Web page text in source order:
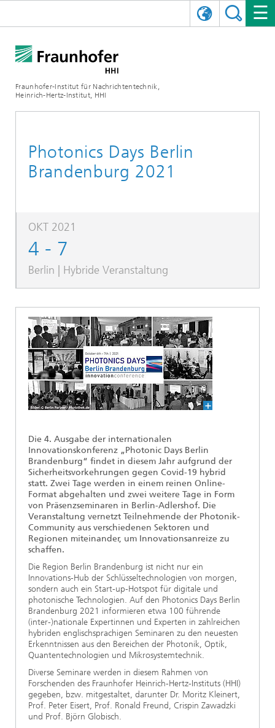
Fraunhofer-Institut für Nachrichtentechnik,
Heinrich-Hertz-Institut, HHI
Leitung
AI & Video
Kommunikation & Netze
Photonische Komponenten & Systeme
Qualitätsmanagement
Kuratorium
Ethikkommission
Kooperationen
Forschungsfabrik Mikroelektronik Deutschland (FMD)
Leistungszentrum Digitale Vernetzung
Geschichte des HHI
Biografie von Heinrich Hertz
Die wichtigsten Experimente von Heinrich Hertz
90 Jahre HHI
Kompression
Digitaler Zwilling
5G, Fiber and Beyond
Künstliche Intelligenz
Medizintechnik
Industrie
Sensorik
Sicherheit
Quantentechnologien
Vision and Imaging Technologies
Drahtlose Kommunikation und Netze
PHOTONISCHE KOMPONENTEN & SYSTEME
InP und HF
Faseroptische Sensorsysteme
Archiv
2024
2022
2021
2020
PRESSEMITTEILUNGEN
SHOWROOMS
CINIQ
UNSERE STELLEN
KONTAKT
TIME LAB
AUSZEICHNUNGEN
Photonics Days Berlin
Brandenburg 2021
OKT 2021
4 - 7
Berlin | Hybride Veranstaltung
Die 4. Ausgabe der internationalen
Innovationskonferenz „Photonic Days Berlin
Brandenburg“ findet in diesem Jahr aufgrund der
Sicherheitsvorkehrungen gegen Covid-19 hybrid
statt. Zwei Tage werden in einem reinen Online-
Format abgehalten und zwei weitere Tage in Form
von Präsenzseminaren in Berlin-Adlershof. Die
Veranstaltung vernetzt Teilnehmende der Photonik-
Community aus verschiedenen Sektoren und
Regionen miteinander, um Innovationsanreize zu
schaffen.
Die Region Berlin Brandenburg ist nicht nur ein
Innovations-Hub der Schlüsseltechnologien von morgen,
sondern auch ein Start-up-Hotspot für digitale und
photonische Technologien. Auf den Photonics Days Berlin
Brandenburg 2021 informieren etwa 100 führende
(inter-)nationale Expertinnen und Experten in zahlreichen
hybriden englischsprachigen Seminaren zu den neuesten
Erkenntnissen aus den Bereichen der Photonik, Optik,
Quantentechnologien und Mikrosystemtechnik.
Diverse Seminare werden in diesem Rahmen von
Forschenden des Fraunhofer Heinrich-Hertz-Instituts (HHI)
gegeben, bzw. mitgestaltet, darunter Dr. Moritz Kleinert,
Prof. Peter Eisert, Prof. Ronald Freund, Crispin Zawadzki
und Prof. Björn Globisch.